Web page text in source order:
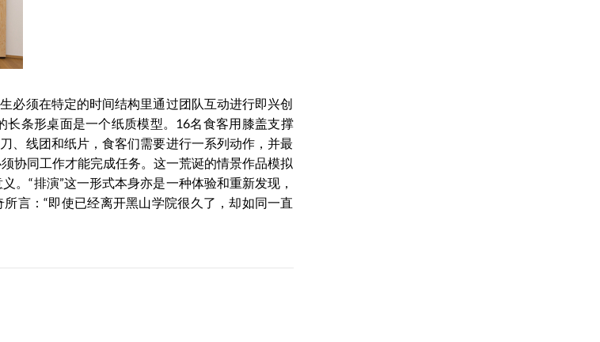
必须在特定的时间结构里通过团队互动进行即兴创
条形桌面是一个纸质模型。16名食客用膝盖支撑
、线团和纸片，食客们需要进行一系列动作，并最
协同工作才能完成任务。这一荒诞的情景作品模拟
。“排演”这一形式本身亦是一种体验和重新发现，
言：“即使已经离开黑山学院很久了，却如同一直